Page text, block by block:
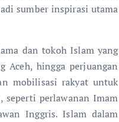
sumber inspirasi utama
dan tokoh Islam yang
Aceh, hingga perjuangan
mobilisasi rakyat untuk
seperti perlawanan Imam
Inggris. Islam dalam